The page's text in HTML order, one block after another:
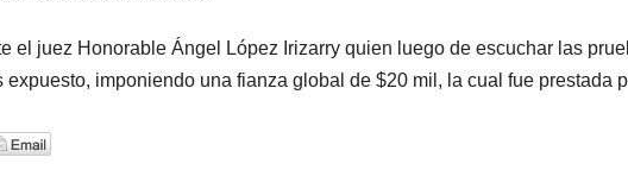
el juez Honorable Ángel López Irizarry quien luego de escuchar las
expuesto, imponiendo una fianza global de $20 mil, la cual fue prestada